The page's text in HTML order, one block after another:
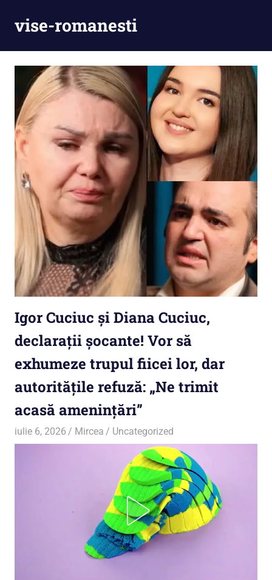
vise-romanesti
Igor Cuciuc și Diana Cuciuc,
declarații șocante! Vor să
exhumeze trupul fiicei lor, dar
autoritățile refuză: „Ne trimit
acasă amenințări”
iulie 6, 2026 Mircea Uncategorized